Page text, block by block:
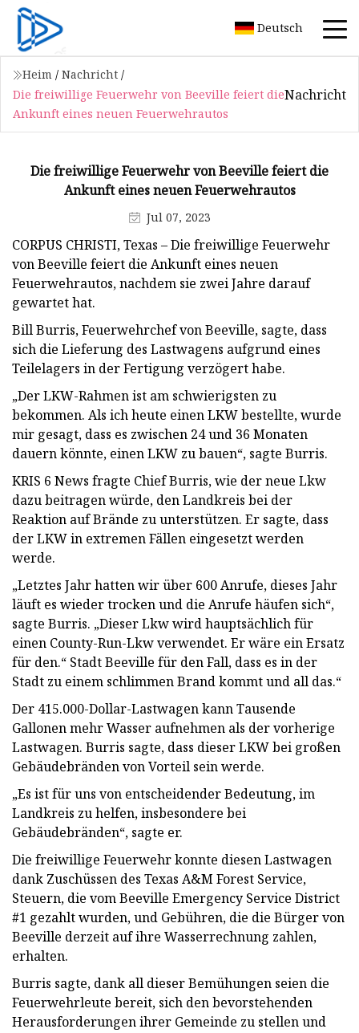
Deutsch
Heim / Nachricht /
Die freiwillige Feuerwehr von Beeville feiert die
Ankunft eines neuen Feuerwehrautos
Nachricht
Die freiwillige Feuerwehr von Beeville feiert die
Ankunft eines neuen Feuerwehrautos
Jul 07, 2023
CORPUS CHRISTI, Texas – Die freiwillige Feuerwehr
von Beeville feiert die Ankunft eines neuen
Feuerwehrautos, nachdem sie zwei Jahre darauf
gewartet hat.
Bill Burris, Feuerwehrchef von Beeville, sagte, dass
sich die Lieferung des Lastwagens aufgrund eines
Teilelagers in der Fertigung verzögert habe.
„Der LKW-Rahmen ist am schwierigsten zu
bekommen. Als ich heute einen LKW bestellte, wurde
mir gesagt, dass es zwischen 24 und 36 Monaten
dauern könnte, einen LKW zu bauen“, sagte Burris.
KRIS 6 News fragte Chief Burris, wie der neue Lkw
dazu beitragen würde, den Landkreis bei der
Reaktion auf Brände zu unterstützen. Er sagte, dass
der LKW in extremen Fällen eingesetzt werden
werde.
„Letztes Jahr hatten wir über 600 Anrufe, dieses Jahr
läuft es wieder trocken und die Anrufe häufen sich“,
sagte Burris. „Dieser Lkw wird hauptsächlich für
einen County-Run-Lkw verwendet. Er wäre ein Ersatz
für den.“ Stadt Beeville für den Fall, dass es in der
Stadt zu einem schlimmen Brand kommt und all das.“
Der 415.000-Dollar-Lastwagen kann Tausende
Gallonen mehr Wasser aufnehmen als der vorherige
Lastwagen. Burris sagte, dass dieser LKW bei großen
Gebäudebränden von Vorteil sein werde.
„Es ist für uns von entscheidender Bedeutung, im
Landkreis zu helfen, insbesondere bei
Gebäudebränden“, sagte er.
Die freiwillige Feuerwehr konnte diesen Lastwagen
dank Zuschüssen des Texas A&M Forest Service,
Steuern, die vom Beeville Emergency Service District
#1 gezahlt wurden, und Gebühren, die die Bürger von
Beeville derzeit auf ihre Wasserrechnung zahlen,
erhalten.
Burris sagte, dank all dieser Bemühungen seien die
Feuerwehrleute bereit, sich den bevorstehenden
Herausforderungen ihrer Gemeinde zu stellen und